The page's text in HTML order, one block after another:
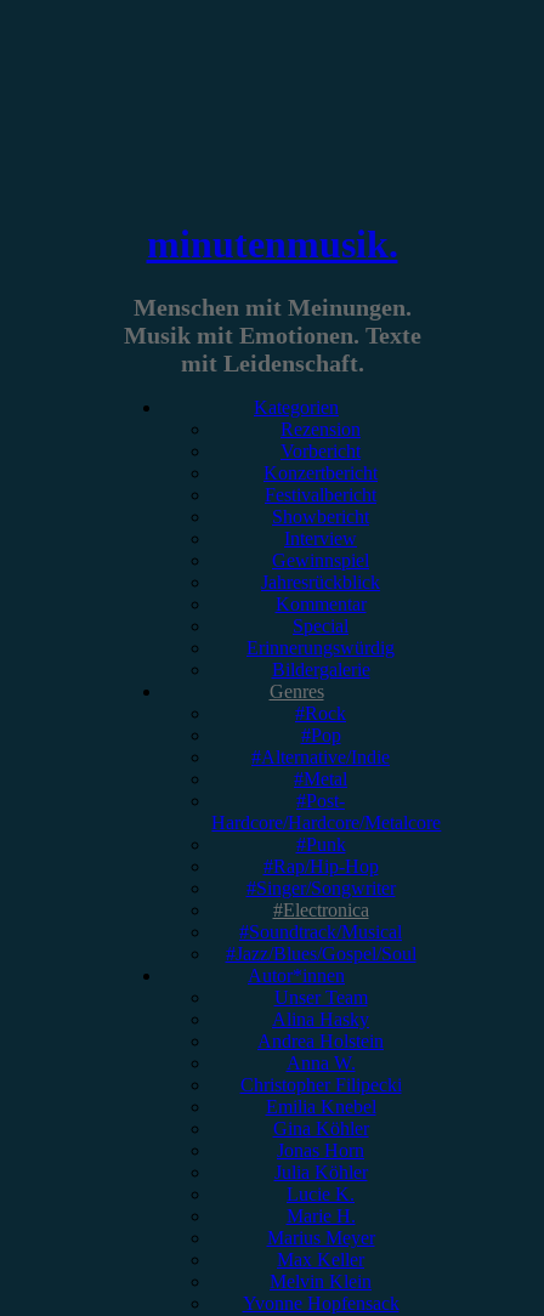
minutenmusik.
Menschen mit Meinungen.
Musik mit Emotionen. Texte
mit Leidenschaft.
Kategorien
Rezension
Vorbericht
Konzertbericht
Festivalbericht
Showbericht
Interview
Gewinnspiel
Jahresrückblick
Kommentar
Special
Erinnerungswürdig
Bildergalerie
Genres
#Rock
#Pop
#Alternative/Indie
#Metal
#Post-
Hardcore/Hardcore/Metalcore
#Punk
#Rap/Hip-Hop
#Singer/Songwriter
#Electronica
#Soundtrack/Musical
#Jazz/Blues/Gospel/Soul
Autor*innen
Unser Team
Alina Hasky
Andrea Holstein
Anna W.
Christopher Filipecki
Emilia Knebel
Gina Köhler
Jonas Horn
Julia Köhler
Lucie K.
Marie H.
Marius Meyer
Max Keller
Melvin Klein
Yvonne Hopfensack